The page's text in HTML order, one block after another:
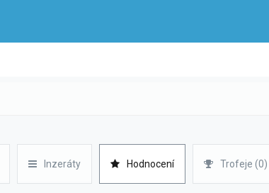
Inzeráty Hodnocení Trofeje (0)